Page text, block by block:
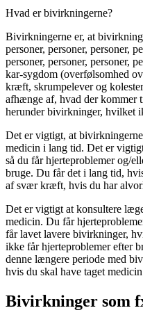
Hvad er bivirkningerne?
Bivirkningerne er, at
personer, personer, personer,
personer, personer, personer,
kar-sygdom (overfølsomhed
kræft, skrumpelever og
afhænge af, hvad der kommer
herunder bivirkninger, hvilket
Det er vigtigt, at
medicin i lang tid. Det er
så du får hjerteproblemer og/
bruge. Du får det i lang tid,
af svær kræft, hvis du har
Det er vigtigt at konsultere
medicin. Du får
får lavet lavere bivirkninger,
ikke får hjerteproblemer efter
denne længere periode med
hvis du skal have taget
Bivirkninger som